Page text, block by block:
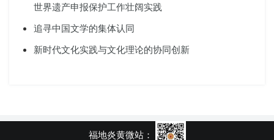
世界遗产申报保护工作壮阔实践
追寻中国文学的集体认同
新时代文化实践与文化理论的协同创新
福地炎黄微站：